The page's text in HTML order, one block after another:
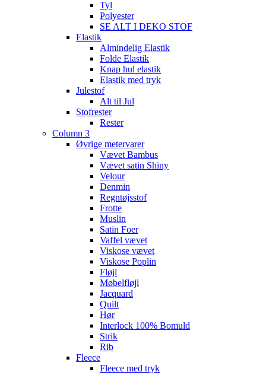
Tyl
Polyester
SE ALT I DEKO STOF
Elastik
Almindelig Elastik
Folde Elastik
Knap hul elastik
Elastik med tryk
Julestof
Alt til Jul
Stofrester
Rester
Column 3
Øvrige metervarer
Vævet Bambus
Vævet satin Shiny
Velour
Denmin
Regntøjsstof
Frotte
Muslin
Satin Foer
Vaffel vævet
Viskose vævet
Viskose Poplin
Fløjl
Møbelfløjl
Jacquard
Quilt
Hør
Interlock 100% Bomuld
Strik
Rib
Fleece
Fleece med tryk